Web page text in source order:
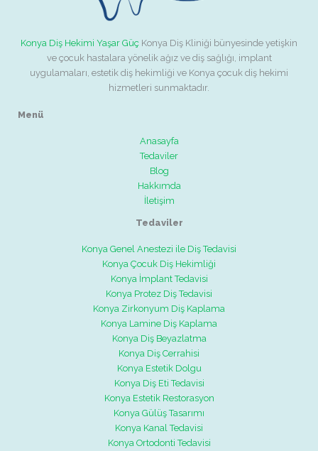
Konya Diş Hekimi Yaşar Güç Konya Diş Kliniği bünyesinde yetişkin
ve çocuk hastalara yönelik ağız ve diş sağlığı, implant
uygulamaları, estetik diş hekimliği ve Konya çocuk diş hekimi
hizmetleri sunmaktadır.
Menü
Anasayfa
Tedaviler
Blog
Hakkımda
İletişim
Tedaviler
Konya Genel Anestezi ile Diş Tedavisi
Konya Çocuk Diş Hekimliği
Konya İmplant Tedavisi
Konya Protez Diş Tedavisi
Konya Zirkonyum Diş Kaplama
Konya Lamine Diş Kaplama
Konya Diş Beyazlatma
Konya Diş Cerrahisi
Konya Estetik Dolgu
Konya Diş Eti Tedavisi
Konya Estetik Restorasyon
Konya Gülüş Tasarımı
Konya Kanal Tedavisi
Konya Ortodonti Tedavisi